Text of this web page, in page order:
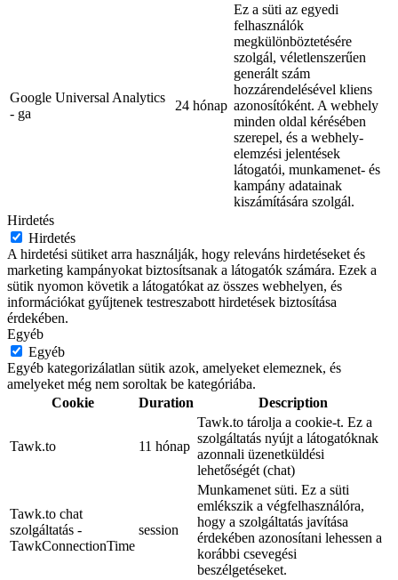
Google Universal Analytics
- ga
24 hónap
Ez a süti az egyedi
felhasználók
megkülönböztetésére
szolgál, véletlenszerűen
generált szám
hozzárendelésével kliens
azonosítóként. A webhely
minden oldal kérésében
szerepel, és a webhely-
elemzési jelentések
látogatói, munkamenet- és
kampány adatainak
kiszámítására szolgál.
Hirdetés
Hirdetés
A hirdetési sütiket arra használják, hogy releváns hirdetéseket és
marketing kampányokat biztosítsanak a látogatók számára. Ezek a
sütik nyomon követik a látogatókat az összes webhelyen, és
információkat gyűjtenek testreszabott hirdetések biztosítása
érdekében.
Egyéb
Egyéb
Egyéb kategorizálatlan sütik azok, amelyeket elemeznek, és
amelyeket még nem soroltak be kategóriába.
Cookie
Duration Description
Tawk.to 11 hónap
Tawk.to tárolja a cookie-t. Ez a
szolgáltatás nyújt a látogatóknak
azonnali üzenetküldési
lehetőségét (chat)
Tawk.to chat
szolgáltatás -
TawkConnectionTime
session
Munkamenet süti. Ez a süti
emlékszik a végfelhasználóra,
hogy a szolgáltatás javítása
érdekében azonosítani lehessen a
korábbi csevegési
beszélgetéseket.